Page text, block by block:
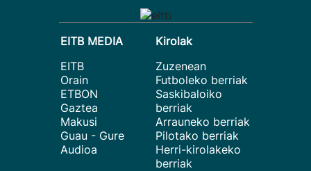
EITB MEDIA
EITB
Orain
ETBON
Gaztea
Makusi
Guau - Gure
Audioa
Kirolak
Zuzenean
Futboleko berriak
Saskibaloiko
berriak
Arrauneko berriak
Pilotako berriak
Herri-kirolakeko
berriak